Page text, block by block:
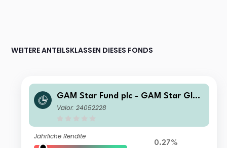
WEITERE ANTEILSKLASSEN DIESES FONDS
GAM Star Fund plc - GAM Star Glob
al Cautious Selling Agent A USD Acc
Valor: 24052228
Jährliche Rendite
0.27%